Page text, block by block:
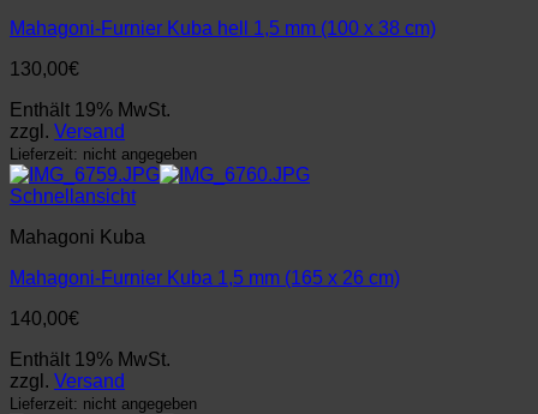
Mahagoni-Furnier Kuba hell 1,5 mm (100 x 38 cm)
130,00€
Enthält 19% MwSt.
zzgl. Versand
Lieferzeit: nicht angegeben
Schnellansicht
Mahagoni Kuba
Mahagoni-Furnier Kuba 1,5 mm (165 x 26 cm)
140,00€
Enthält 19% MwSt.
zzgl. Versand
Lieferzeit: nicht angegeben